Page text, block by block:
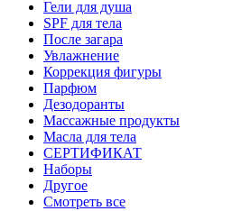
Гели для душа
SPF для тела
После загара
Увлажнение
Коррекция фигуры
Парфюм
Дезодоранты
Массажные продукты
Масла для тела
СЕРТИФИКАТ
Наборы
Другое
Смотреть все